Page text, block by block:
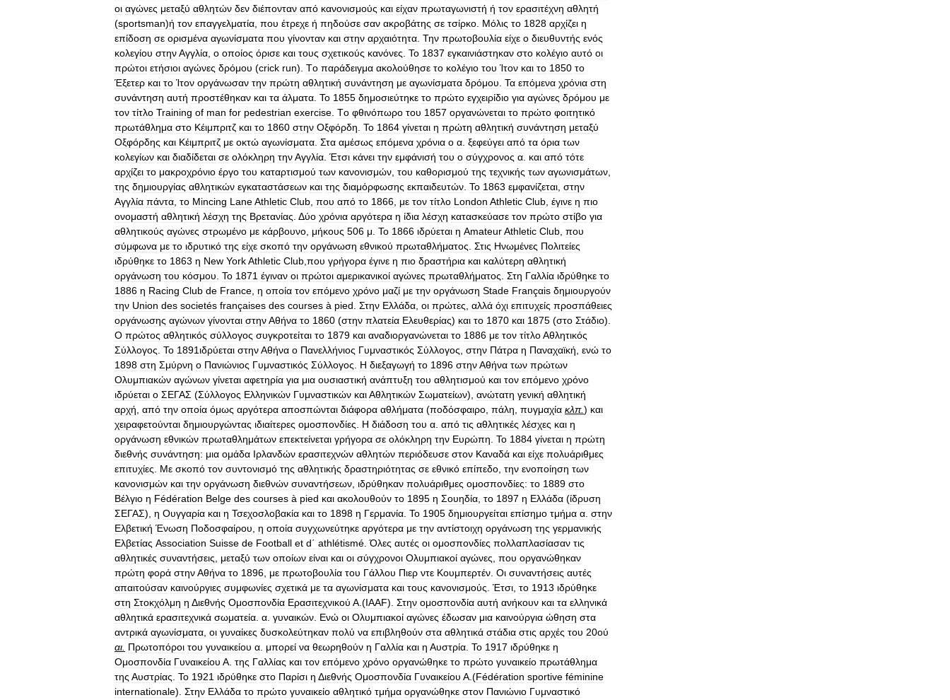
οι αγώνες μεταξύ αθλητών δεν διέπονταν από κανονισμούς και είχαν πρωταγωνιστή ή τον ερασιτέχνη αθλητή
(sportsman)ή τον επαγγελματία που έτρεχε ή πηδούσε σαν ακροβάτης σε τσίρκο Μόλις το 1828 αρχίζει η
επίδοση σε ορισμένα αγωνίσματα που γίνονταν και στην αρχαιότητα Την πρωτοβουλία είχε ο διευθυντής ενός
κολεγίου στηνΑγγλία ο οποίος όρισε και τους σχετικούς κανόνες Το 1837 εγκαινιάστηκαν στο κολέγιο αυτό οι
πρώτοι ετήσιοι αγώνες δρόμου (crick run). Τo παράδειγμα ακολούθησε το κολέγιο του Ίτον και το 1850 το
Έξετερ και το Ίτον οργάνωσαν την πρώτη αθλητική συνάντηση με αγωνίσματα δρόμου Τα επόμενα χρόνια στη
συνάντηση αυτή προστέθηκαν και τα άλματα Το 1855 δημοσιεύτηκε το πρώτο εγχειρίδιο για αγώνες δρόμου με
τον τίτλο Training of man for pedestrian exercise Τo φθινόπωρο του 1857 οργανώνεται το πρώτο φοιτητικό
πρωτάθλημα στο Κέιμπριτζ και το 1860 στην Οξφόρδη Το 1864 γίνεται η πρώτη αθλητική συνάντηση μεταξύ
Οξφόρδης και Κέιμπριτζ με οκτώ αγωνίσματα Στα αμέσως επόμενα χρόνια ο α ξεφεύγει από τα όρια των
κολεγίων και διαδίδεται σε ολόκληρη τηνΑγγλία Έτσι κάνει την εμφάνισή του ο σύγχρονος α και από τότε
αρχίζει το μακροχρόνιο έργο του καταρτισμού των κανονισμών του καθορισμού της τεχνικής των αγωνισμάτων
της δημιουργίας αθλητικών εγκαταστάσεων και της διαμόρφωσης εκπαιδευτών Το 1863 εμφανίζεται στην
Αγγλία πάντα το Mincing LaneAthletic Club που από το 1866 με τον τίτλο London Athletic Club έγινε η πιο
ονομαστή αθλητική λέσχη της Βρετανίας . Δύο χρόνια αργότερα η ίδια λέσχη κατασκεύασε τον πρώτο στίβο για
αθλητικούς αγώνες στρωμένο με κάρβουνο μήκους 506 μ Το 1866 ιδρύεται η AmateurAthletic Club που
σύμφωνα με το ιδρυτικό της είχε σκοπό την οργάνωση εθνικού πρωταθλήματος Στις Ηνωμένες Πολιτείες
ιδρύθηκε το 1863 η New YorkAthletic Club που γρήγορα έγινε η πιο δραστήρια και καλύτερη αθλητική
οργάνωση του κόσμου Το 1871 έγιναν οι πρώτοι αμερικανικοί αγώνες πρωταθλήματος Στη Γαλλία ιδρύθηκε το
1886 η Racing Club de France η οποία τον επόμενο χρόνο μαζί με την οργάνωση Stade Françαis δημιουργούν
την Union des societés françaises des courses à pied Στην Ελλάδα οι πρώτες αλλά όχι επιτυχείς προσπάθειες
οργάνωσης αγώνων γίνονται στηνΑθήνα το 1860 (στην πλατεία Ελευθερίας) και το 1870 και 1875 (στο Στάδιο).
Ο πρώτος αθλητικός σύλλογος συγκροτείται το 1879 και αναδιοργανώνεται το 1886 με τον τίτλοΑθλητικός
Σύλλογος Το 1891ιδρύεται στηνΑθήνα ο Πανελλήνιος Γυμναστικός Σύλλογος στην Πάτρα η Παναχαϊκή ενώ το
1898 στη Σμύρνη ο Πανιώνιος Γυμναστικός Σύλλογος Η διεξαγωγή το 1896 στηνΑθήνα των πρώτων
Ολυμπιακών αγώνων γίνεται αφετηρία για μια ουσιαστική ανάπτυξη του αθλητισμού και τον επόμενο χρόνο
ιδρύεται ο ΣΕΓΑΣ (Σύλλογος Ελληνικών Γυμναστικών καιΑθλητικών Σωματείων), ανώτατη γενική αθλητική
αρχή από την οποία όμως αργότερα αποσπώνται διάφορα αθλήματα (ποδόσφαιρο πάλη πυγμαχία κλπ.) και
χειραφετούνται δημιουργώντας ιδιαίτερες ομοσπονδίες Η διάδοση του α από τις αθλητικές λέσχες και η
οργάνωση εθνικών πρωταθλημάτων επεκτείνεται γρήγορα σε ολόκληρη την Ευρώπη Το 1884 γίνεται η πρώτη
διεθνής συνάντηση: μια ομάδα Ιρλανδών ερασιτεχνών αθλητών περιόδευσε στον Καναδά και είχε πολυάριθμες
επιτυχίες
Με σκοπό τον συντονισμό της αθλητικής δραστηριότητας σε εθνικό επίπεδο την ενοποίηση των
κανονισμών και την οργάνωση διεθνών συναντήσεων ιδρύθηκαν πολυάριθμες ομοσπονδίες: το 1889 στο
Βέλγιο η Fédération Belge des courses à pied και ακολουθούν το 1895 η Σουηδία το 1897 η Ελλάδα (ίδρυση
ΣΕΓΑΣ), η Ουγγαρία και η Τσεχοσλοβακία και το 1898 η Γερμανία Το 1905 δημιουργείται επίσημο τμήμα α στην
Ελβετική Ένωση Ποδοσφαίρου η οποία συγχωνεύτηκε αργότερα με την αντίστοιχη οργάνωση της γερμανικής
Ελβετίας Association Suisse de Football et d΄ athlétismé .Όλες αυτές οι ομοσπονδίες πολλαπλασίασαν τις
αθλητικές συναντήσεις μεταξύ των οποίων είναι και οι σύγχρονοι Ολυμπιακοί αγώνες που οργανώθηκαν
πρώτη φορά στηνΑθήνα το 1896 με πρωτοβουλία του Γάλλου Πιερ ντε Κουμπερτέν Οι συναντήσεις αυτές
απαιτούσαν καινούργιες συμφωνίες σχετικά με τα αγωνίσματα και τους κανονισμούς Έτσι το 1913 ιδρύθηκε
στη Στοκχόλμη η Διεθνής Ομοσπονδία Ερασιτεχνικού Α .(ΙΑΑF). Στην ομοσπονδία αυτή ανήκουν και τα ελληνικά
αθλητικά ερασιτεχνικά σωματεία α γυναικών Ενώ οι Ολυμπιακοί αγώνες έδωσαν μια καινούργια ώθηση στα
αντρικά αγωνίσματα οι γυναίκες δυσκολεύτηκαν πολύ να επιβληθούν στα αθλητικά στάδια στις αρχές του 20ού
αι Πρωτοπόροι του γυναικείου α μπορεί να θεωρηθούν η Γαλλία και η Αυστρία Το 1917 ιδρύθηκε η
Ομοσπονδία Γυναικείου Α της Γαλλίας και τον επόμενο χρόνο οργανώθηκε το πρώτο γυναικείο πρωτάθλημα
της Αυστρίας Το 1921 ιδρύθηκε στο Παρίσι η Διεθνής Ομοσπονδία Γυναικείου Α .(Fédération sportive féminine
internationale). Στην Ελλάδα το πρώτο γυναικείο αθλητικό τμήμα οργανώθηκε στον Πανιώνιο Γυμναστικό